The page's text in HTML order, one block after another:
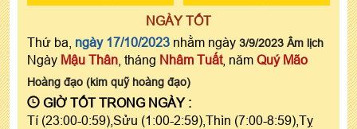
NGÀY TỐT
Thứ ba, ngày 17/10/2023 nhằm ngày 3/9/2023 Âm lịch
Ngày Mậu Thân , tháng Nhâm Tuất, năm Quý Mão
Hoàng đạo (kim quỹ hoàng đạo)
GIỜ TỐT TRONG NGÀY :
Tí (23:00-0:59),Sửu (1:00-2:59),Thìn (7:00-8:59),Tỵ